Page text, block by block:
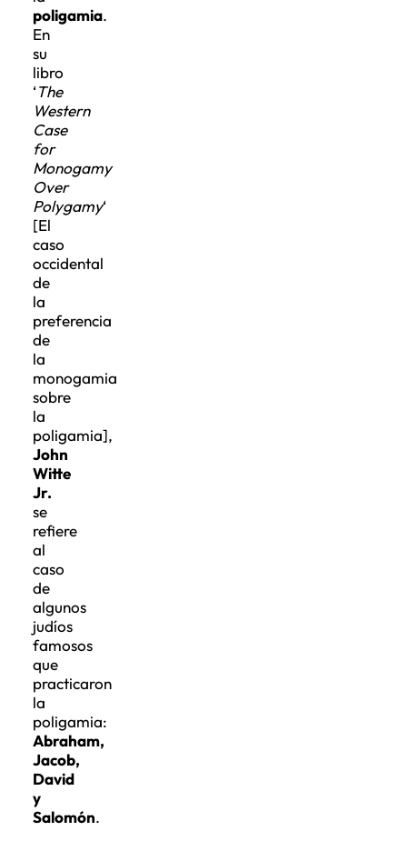
poligamia.
En
su
libro
‘The
Western
Case
for
Monogamy
Over
Polygamy‘
[El
caso
occidental
de
la
preferencia
de
la
monogamia
sobre
la
poligamia],
John
Witte
Jr.
se
refiere
al
caso
de
algunos
judíos
famosos
que
practicaron
la
poligamia:
Abraham,
Jacob,
David
y
Salomón.